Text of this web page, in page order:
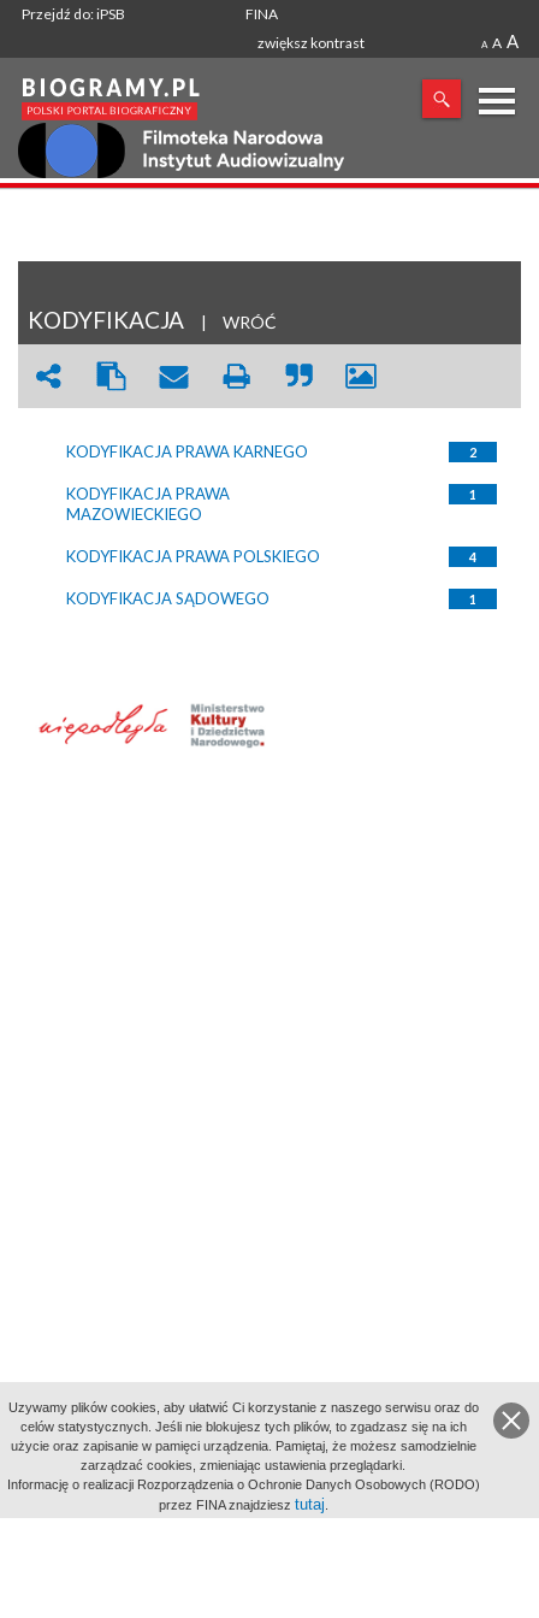
Przejdź do: iPSB
FINA
zwiększ kontrast
A A A
X
KODYFIKACJA | WRÓĆ
KODYFIKACJA PRAWA KARNEGO 2
KODYFIKACJA PRAWA
MAZOWIECKIEGO
1
KODYFIKACJA PRAWA POLSKIEGO 4
KODYFIKACJA SĄDOWEGO 1
aktywności
Uzywamy plików cookies, aby ułatwić Ci korzystanie z naszego serwisu oraz do
celów statystycznych. Jeśli nie blokujesz tych plików, to zgadzasz się na ich
użycie oraz zapisanie w pamięci urządzenia. Pamiętaj, że możesz samodzielnie
zarządzać cookies, zmieniając ustawienia przeglądarki.
Informację o realizacji Rozporządzenia o Ochronie Danych Osobowych (RODO)
przez FINA znajdziesz tutaj